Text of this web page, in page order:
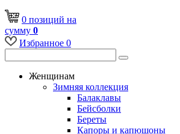
0 позиций на
сумму 0
Избранное 0
Женщинам
Зимняя коллекция
Балаклавы
Бейсболки
Береты
Капоры и капюшоны